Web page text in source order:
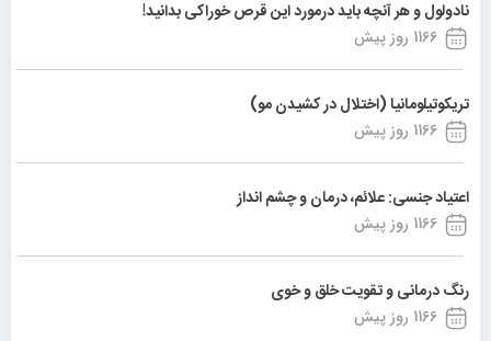
نادولول و هر آنچه باید درمورد این قرص خوراکی بدانید!
1166 روز پیش
تریکوتیلومانیا (اختلال در کشیدن مو)
1166 روز پیش
اعتیاد جنسی: علائم، درمان و چشم انداز
1166 روز پیش
رنگ درمانی و تقویت خلق و خوی
1166 روز پیش